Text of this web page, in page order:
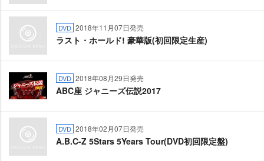
DVD 2018年11月07日発売
ラスト・ホールド! 豪華版(初回限定生産)
DVD 2018年08月29日発売
ABC座 ジャニーズ伝説2017
DVD 2018年02月07日発売
A.B.C-Z 5Stars 5Years Tour(DVD初回限定盤)